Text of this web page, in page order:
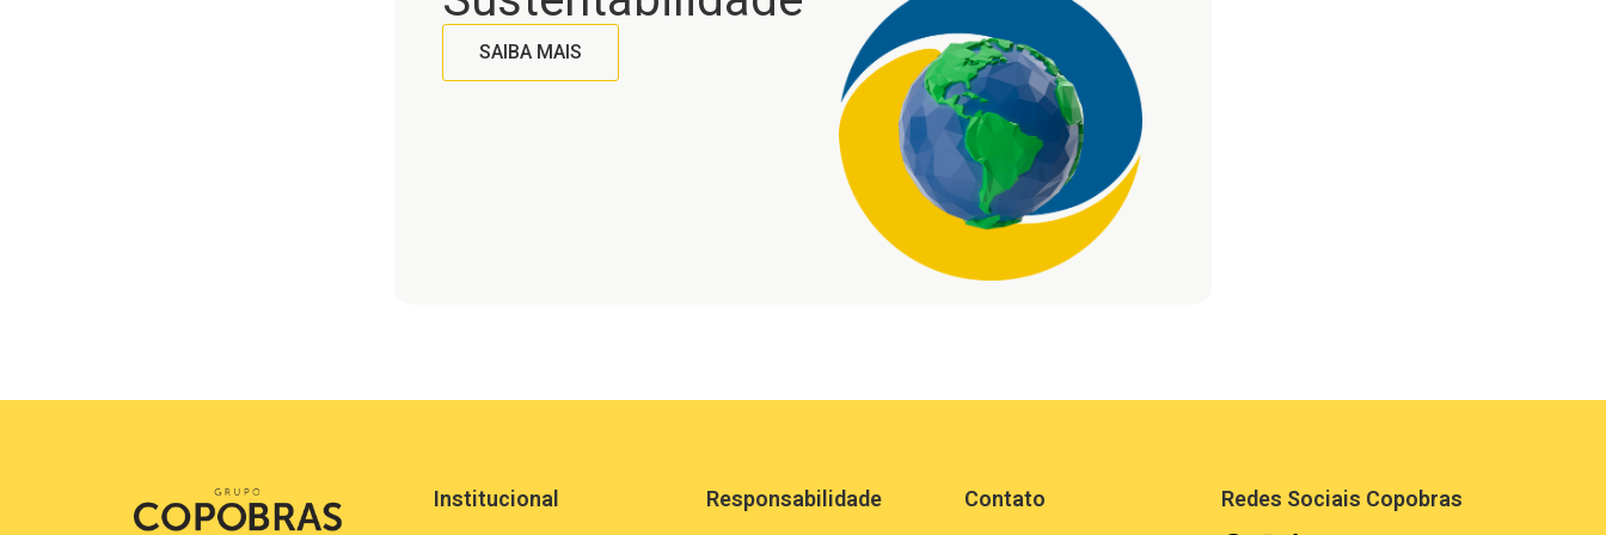
SAIBA MAIS
Institucional Responsabilidade Contato Redes Sociais Copobras